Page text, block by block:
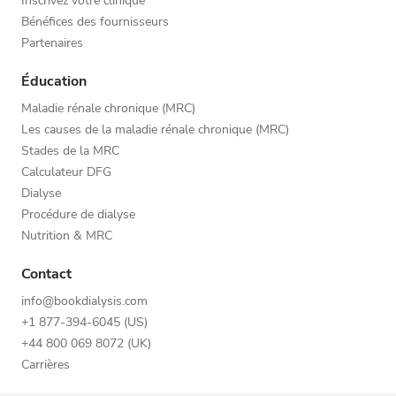
services.
Bénéfices des fournisseurs
Partenaires
Éducation
Maladie rénale chronique (MRC)
Les causes de la maladie rénale chronique (MRC)
Stades de la MRC
Calculateur DFG
Dialyse
Procédure de dialyse
Nutrition & MRC
Contact
info@bookdialysis.com
+1 877-394-6045 (US)
+44 800 069 8072 (UK)
Carrières